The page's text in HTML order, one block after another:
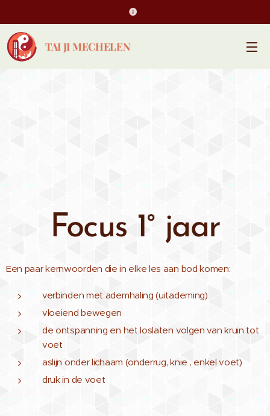
TAI JI MECHELEN
Focus 1° jaar
Een paar kernwoorden die in elke les aan bod komen:
verbinden met ademhaling (uitademing)
vloeiend bewegen
de ontspanning en het loslaten volgen van kruin tot
voet
aslijn onder lichaam (onderrug, knie , enkel voet)
druk in de voet